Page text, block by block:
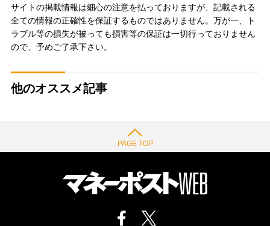
サイトの掲載情報は細心の注意を払っておりますが、記載される
全ての情報の正確性を保証するものではありません。万が一、ト
ラブル等の損失が被っても損害等の保証は一切行っておりません
ので、予めご了承下さい。
他のオススメ記事
PAGE TOP